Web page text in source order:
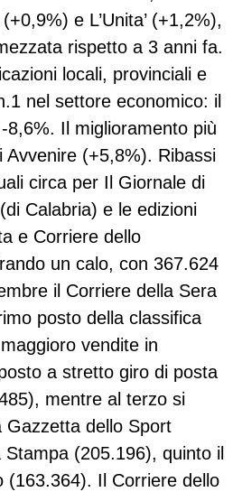
e L’Unita’ (+1,2%),
rispetto a 3 anni fa.
locali, provinciali e
nel settore economico: il
8,6%. Il miglioramento più
Avvenire (+5,8%). Ribassi
circa per Il Giornale di
Calabria) e le edizioni
e Corriere dello
un calo, con 367.624
il Corriere della Sera
posto della classifica
vendite in
a stretto giro di posta
mentre al terzo si
Gazzetta dello Sport
(205.196), quinto il
(163.364). Il Corriere dello